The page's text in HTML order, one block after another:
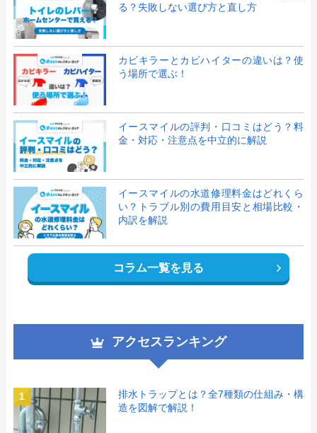
る？失敗しない選び方と直し方
カビキラーとカビハイターの違いは？使
う場所で選ぶ！
イースマイルの評判・口コミはどう？料
金・対応・注意点を中立的に解説
イースマイルの水道修理料金はどれくら
い？トラブル別の費用目安と相場比較・
内訳を解説
コラム一覧を見る
アクセスランキング
1
排水トラップとは？全7種類の仕組み・構
造を図解で解説！